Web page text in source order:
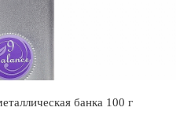
банка 100 г